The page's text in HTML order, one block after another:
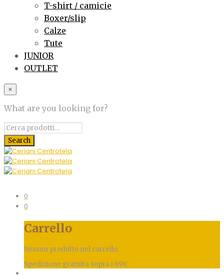
T-shirt / camicie
Boxer/slip
Calze
Tute
JUNIOR
OUTLET
×
What are you looking for?
0
0
Carrello
Nessun prodotto nel carrello.
Spedizione gratuita sopra i 69€